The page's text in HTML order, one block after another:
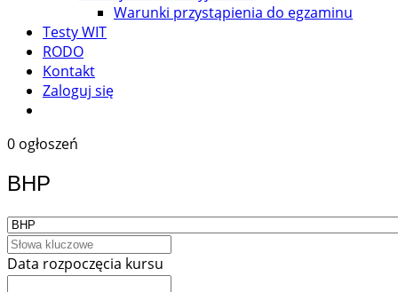
Warunki przystąpienia do egzaminu
Testy WIT
RODO
Kontakt
Zaloguj się
0 ogłoszeń
BHP
Data rozpoczęcia kursu